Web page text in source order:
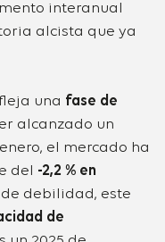
interanual
alcista que ya
una fase de
alcanzado un
el mercado ha
del -2,2 % en
de debilidad, este
de